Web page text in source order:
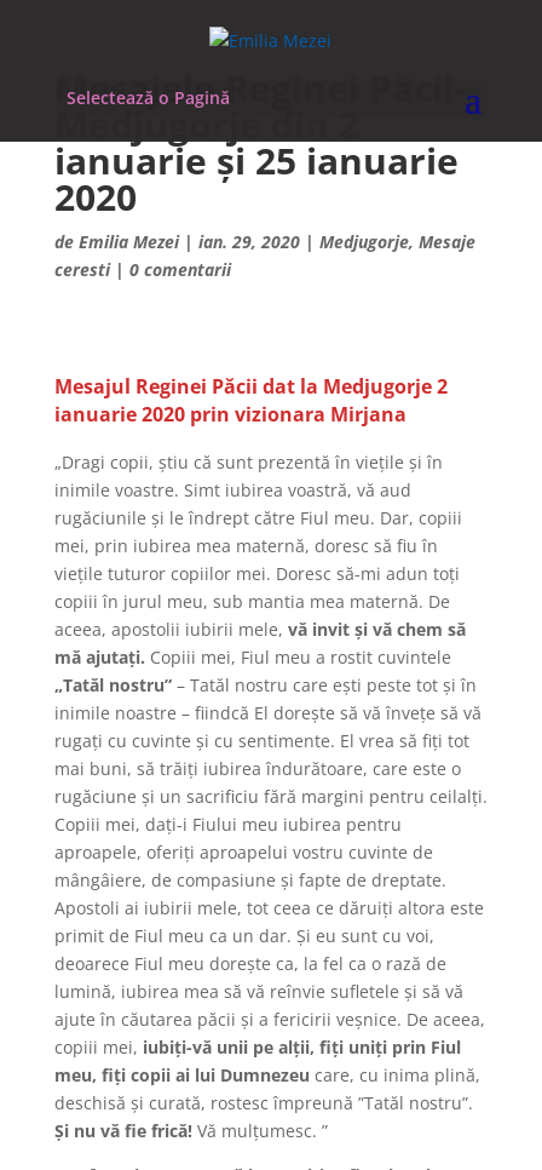
Selectează o Pagină
Mesajele Reginei Păcii-
Medjugorje din 2
ianuarie și 25 ianuarie
2020
de Emilia Mezei| ian. 29, 2020| Medjugorje, Mesaje
ceresti| 0 comentarii
Mesajul Reginei Păcii dat la Medjugorje 2
ianuarie 2020 prin vizionara Mirjana
„Dragi copii, știu că sunt prezentă în viețile și în
inimile voastre. Simt iubirea voastră, vă aud
rugăciunile și le îndrept către Fiul meu. Dar, copiii
mei, prin iubirea mea maternă, doresc să fiu în
viețile tuturor copiilor mei. Doresc să-mi adun toți
copiii în jurul meu, sub mantia mea maternă. De
aceea, apostolii iubirii mele, vă invit și vă chem să
mă ajutați. Copiii mei, Fiul meu a rostit cuvintele
„Tatăl nostru” – Tatăl nostru care ești peste tot și în
inimile noastre – fiindcă El dorește să vă învețe să vă
rugați cu cuvinte și cu sentimente. El vrea să fiți tot
mai buni, să trăiți iubirea îndurătoare, care este o
rugăciune și un sacrificiu fără margini pentru ceilalți.
Copiii mei, dați-i Fiului meu iubirea pentru
aproapele, oferiți aproapelui vostru cuvinte de
mângâiere, de compasiune și fapte de dreptate.
Apostoli ai iubirii mele, tot ceea ce dăruiți altora este
primit de Fiul meu ca un dar. Și eu sunt cu voi,
deoarece Fiul meu dorește ca, la fel ca o rază de
lumină, iubirea mea să vă reînvie sufletele și să vă
ajute în căutarea păcii și a fericirii veșnice. De aceea,
copiii mei, iubiți-vă unii pe alții, fiți uniți prin Fiul
meu, fiți copii ai lui Dumnezeu care, cu inima plină,
deschisă și curată, rostesc împreună ”Tatăl nostru”.
Și nu vă fie frică! Vă mulțumesc. ”